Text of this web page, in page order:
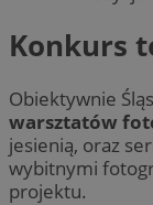
Konkurs
Obiektywnie
warsztatów
jesienią, oraz
wybitnymi
projektu.